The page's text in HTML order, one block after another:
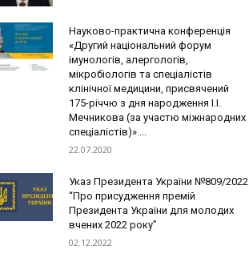
Науково-практична конференція
«Другий національний форум
імунологів, алергологів,
мікробіологів та спеціалістів
клінічної медицини, присвячений
175-річчю з дня народження І.І.
Мечникова (за участю міжнародних
спеціалістів)»....
22.07.2020
Указ Президента України №809/2022
“Про присудження премій
Президента України для молодих
вчених 2022 року”
02.12.2022